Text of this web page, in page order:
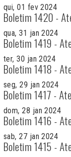
qui, 01 fev 2024
Boletim 1420 -
qua, 31 jan 2024
Boletim 1419 -
ter, 30 jan 2024
Boletim 1418 -
seg, 29 jan 2024
Boletim 1417 -
dom, 28 jan 2024
Boletim 1416 -
sab, 27 jan 2024
Boletim 1415 -